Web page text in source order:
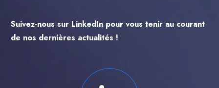
Suivez-nous sur LinkedIn pour vous tenir au courant
de nos dernières actualités !